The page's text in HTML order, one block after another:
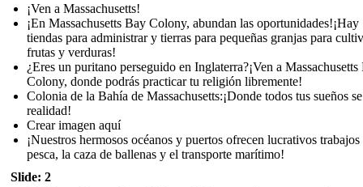
¡Ven a Massachusetts!
¡En Massachusetts Bay Colony, abundan las oportunidades!¡Hay
tiendas para administrar y tierras para pequeñas granjas para
frutas y verduras!
¿Eres un puritano perseguido en Inglaterra?¡Ven a Massachusetts
Colony, donde podrás practicar tu religión libremente!
Colonia de la Bahía de Massachusetts:¡Donde todos tus sueños
realidad!
Crear imagen aquí
¡Nuestros hermosos océanos y puertos ofrecen lucrativos trabajos
pesca, la caza de ballenas y el transporte marítimo!
Slide: 2